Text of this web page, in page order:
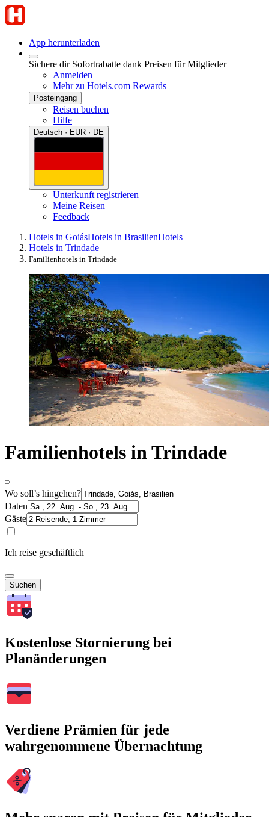
App herunterladen
Sichere dir Sofortrabatte dank Preisen für Mitglieder
Anmelden
Mehr zu Hotels.com Rewards
Posteingang
Reisen buchen
Hilfe
Deutsch · EUR · DE
Unterkunft registrieren
Meine Reisen
Feedback
Hotels in GoiásHotels in BrasilienHotels
Hotels in Trindade
Familienhotels in Trindade
Familienhotels in Trindade
Wo soll’s hingehen?
Daten
Gäste
Ich reise geschäftlich
Suchen
Kostenlose Stornierung bei
Planänderungen
Verdiene Prämien für jede
wahrgenommene Übernachtung